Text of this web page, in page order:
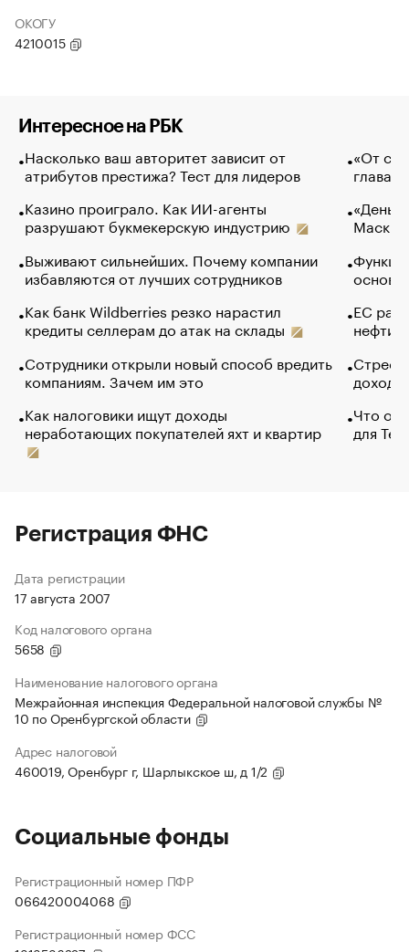
ОКОГУ
4210015
Интересное на РБК
Насколько ваш авторитет зависит от
атрибутов престижа? Тест для лидеров
Казино проиграло. Как ИИ-агенты
разрушают букмекерскую индустрию
Выживают сильнейших. Почему компании
избавляются от лучших сотрудников
Как банк Wildberries резко нарастил
кредиты селлерам до атак на склады
Сотрудники открыли новый способ вредить
компаниям. Зачем им это
Как налоговики ищут доходы
неработающих покупателей яхт и квартир
«От
глава
Маск в
основ
ЕС
нефти
Что
для
Регистрация ФНС
Дата регистрации
17 августа 2007
Код налогового органа
5658
Наименование налогового органа
Межрайонная инспекция Федеральной налоговой службы №
10 по Оренбургской области
Адрес налоговой
460019, Оренбург г, Шарлыкское ш, д 1/2
Социальные фонды
Регистрационный номер ПФР
066420004068
Регистрационный номер ФСС